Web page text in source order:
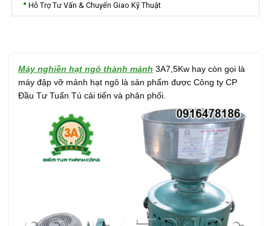
Hỗ Trợ Tư Vấn & Chuyển Giao Kỹ Thuật
Máy nghiền hạt ngô thành mảnh 3A7,5Kw hay còn gọi là
máy đập vỡ mảnh hạt ngô là sản phẩm được Công ty CP
Đầu Tư Tuấn Tú cải tiến và phân phối.